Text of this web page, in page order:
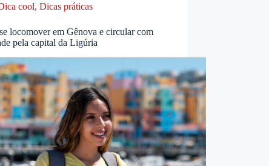
cool,Dicas práticas
locomover em Gênova e circular com
pela capital da Ligúria